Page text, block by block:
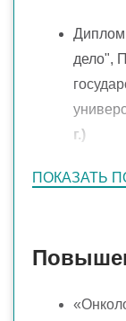
ПОКАЗАТЬ
Диплом
дело",
г.)